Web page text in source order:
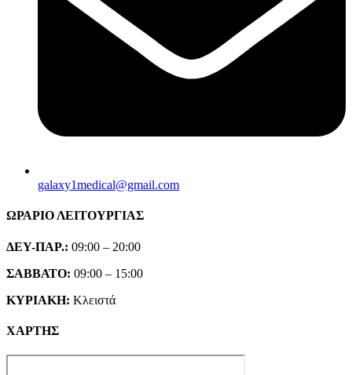
galaxy1medical@gmail.com
ΩΡΑΡΙΟ ΛΕΙΤΟΥΡΓΙΑΣ
ΔΕΥ-ΠΑΡ.: 09:00 – 20:00
ΣΑΒΒΑΤΟ: 09:00 – 15:00
ΚΥΡΙΑΚΗ: Κλειστά
ΧΑΡΤΗΣ